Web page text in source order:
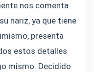
nos comenta
nariz, ya que tiene
presenta
estos detalles
mismo. Decidido